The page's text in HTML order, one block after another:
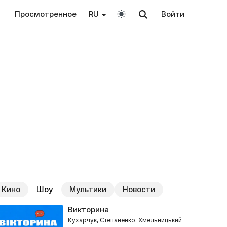
Просмотренное RU Войти
Кино Шоу Мультики Новости
Викторина
Кухарчук, Степаненко. Хмельницький